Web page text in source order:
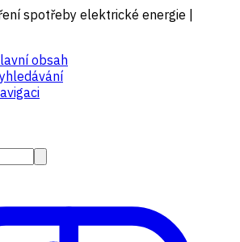
spotřeby elektrické energie |
obsah